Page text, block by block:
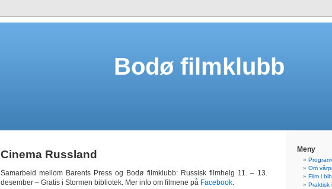
Bodø filmklubb
Cinema Russland
Samarbeid mellom Barents Press og Bodø filmklubb: Russisk filmhelg 11. – 13.
desember – Gratis i Stormen bibliotek. Mer info om filmene på Facebook.
Meny
Om
Film i
Praktisk